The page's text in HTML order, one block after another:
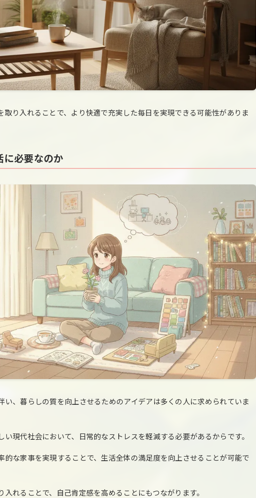
取り入れることで、より快適で充実した毎日を実現できる可能性がありま
に必要なのか
い、暮らしの質を向上させるためのアイデアは多くの人に求められていま
い現代社会において、日常的なストレスを軽減する必要があるからです。
的な家事を実現することで、生活全体の満足度を向上させることが可能で
入れることで、自己肯定感を高めることにもつながります。